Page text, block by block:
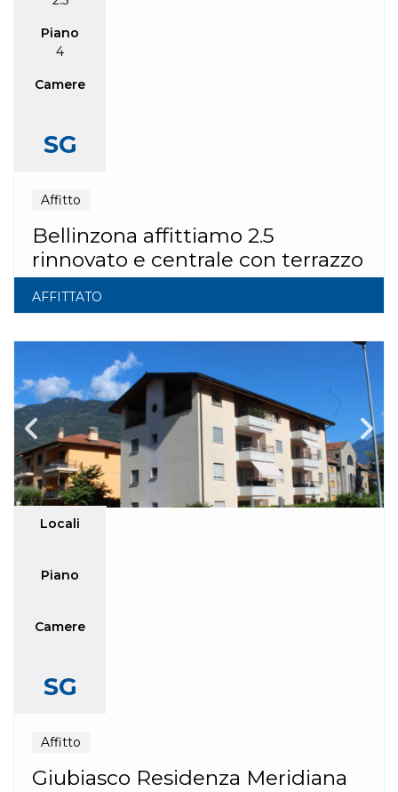
Piano
4
Camere
SG
Affitto
Bellinzona affittiamo 2.5
rinnovato e centrale con terrazzo
AFFITTATO
Locali
Piano
Camere
SG
Affitto
Giubiasco Residenza Meridiana